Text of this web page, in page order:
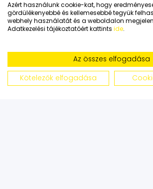
Szombat: 09:00-14:00
Gyere El!
+36 1 888 3222
goodprice@goodprice.hu
Általános szerződési feltételek
Azért használunk cookie-kat, hogy
gördülékenyebbé és kellemesebbé tegyük
webhely használatát és a weboldalon
Adatkezelési tájékoztatóért kattints ide.
Az összes elfogadása
Kötelezők elfogadása